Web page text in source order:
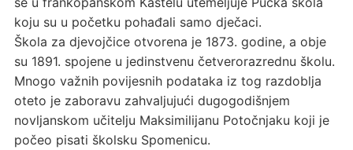
koju su u početku pohađali samo dječaci.
Škola za djevojčice otvorena je 1873. godine, a obje
su 1891. spojene u jedinstvenu četverorazrednu školu.
Mnogo važnih povijesnih podataka iz tog razdoblja
oteto je zaboravu zahvaljujući dugogodišnjem
novljanskom učitelju Maksimilijanu Potočnjaku koji je
počeo pisati školsku Spomenicu.